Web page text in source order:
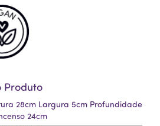
Produto
28cm Largura 5cm Profundidade
24cm